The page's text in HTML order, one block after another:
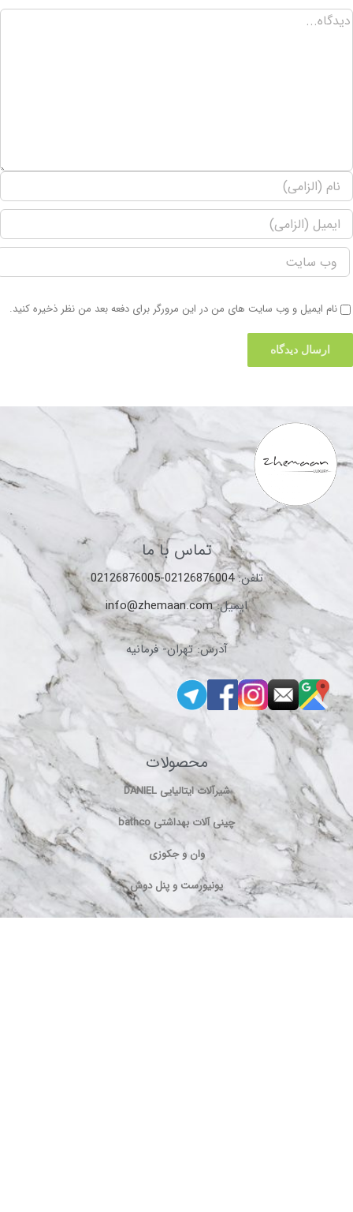
تماس با ما
تلفن:02126876004-02126876005
ایمیل:info@zhemaan.com
آدرس: تهران- فرمانیه
محصولات
شیرآلات ایتالیایی DANIEL
چینی آلات بهداشتی bathco
وان و جکوزی
یونیورست و پنل دوش